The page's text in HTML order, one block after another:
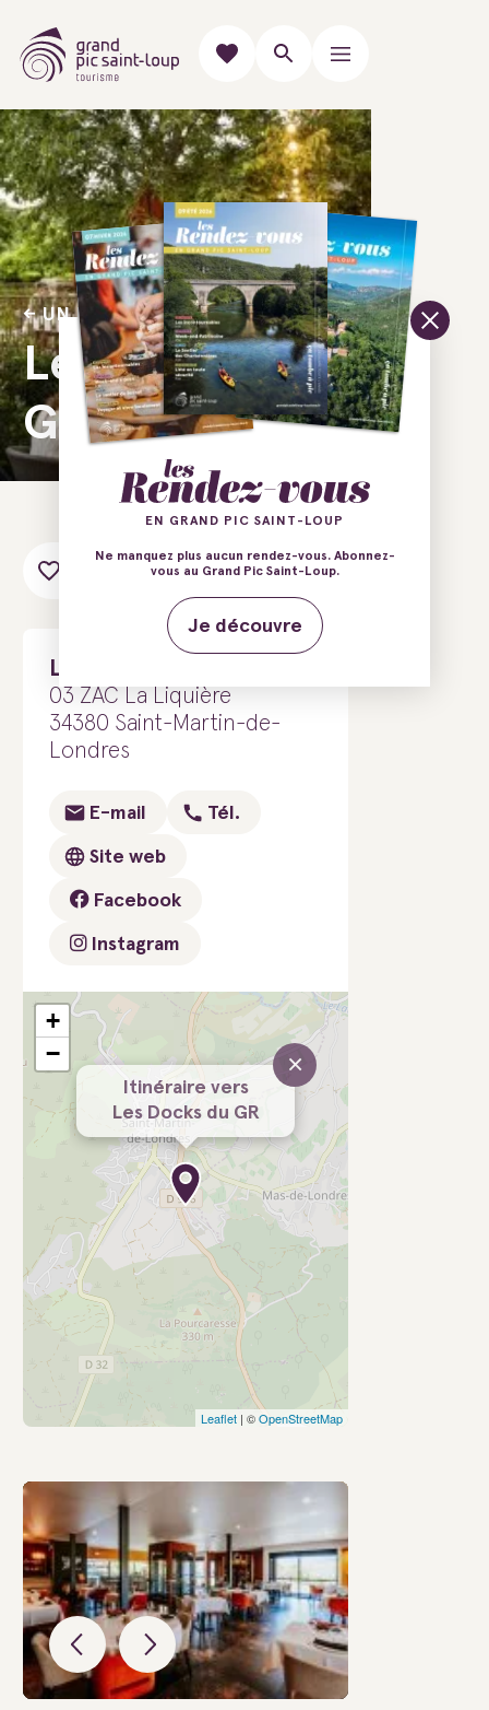
UN LUNDI À TABLE
Les Docks du
GR
Ajouter au carnet de voyage
Les Docks du GR
03 ZAC La Liquière
34380 Saint-Martin-de-
Londres
E-mail Tél.
Site web
Facebook
Instagram
Itinéraire vers
Les Docks du GR
×
+
−
Leaflet | ©OpenStreetMap
EN GRAND PIC SAINT-LOUP
Ne manquez plus aucun rendez-vous. Abonnez-
vous au Grand Pic Saint-Loup.
Je découvre